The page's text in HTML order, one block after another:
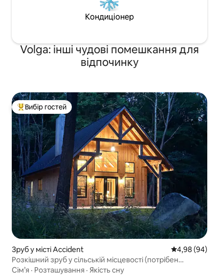
Кондиціонер
Volga: інші чудові помешкання для
відпочинку
Топ вибір гостей
Вибір гостей
Зруб у місті Accident Середня
4,98 (94)
Розкішний зруб у сільській місцевості (потрібен
позашляховик)
Сім’я · Розташування · Якість сну